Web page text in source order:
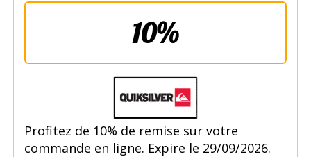
10%
Profitez de 10% de remise sur votre
commande en ligne. Expire le 29/09/2026.